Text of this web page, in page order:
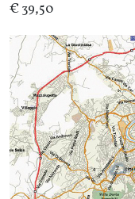
€ 39,50